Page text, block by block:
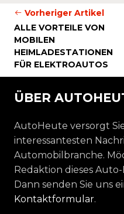
Vorheriger Artikel
ALLE VORTEILE VON
MOBILEN
HEIMLADESTATIONEN
FÜR ELEKTROAUTOS
ÜBER
AutoHeute versorgt
interessantesten
Automobilbranche.
Redaktion dieses
Dann senden Sie uns
Kontaktformular.